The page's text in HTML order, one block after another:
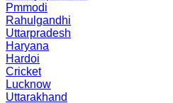
Pmmodi
Rahulgandhi
Uttarpradesh
Haryana
Hardoi
Cricket
Lucknow
Uttarakhand